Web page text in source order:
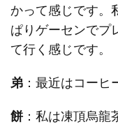
かって感じです。
ぱりゲーセンでプ
て行く感じです。
弟 ：最近はコーヒ
餅 ：私は凍頂烏龍